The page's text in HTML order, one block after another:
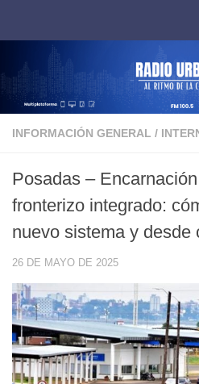
INFORMACIÓN GENERAL /
Posadas –
fronterizo integrado:
nuevo sistema y desde
26 DE MAYO DE 2025